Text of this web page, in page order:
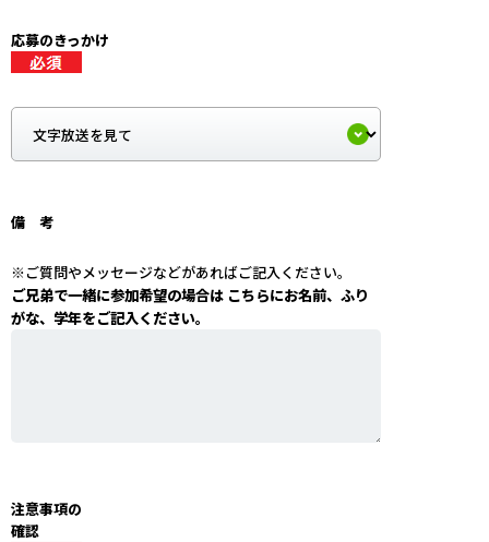
応募のきっかけ
備 考
※ご質問やメッセージなどがあればご記入ください。
ご兄弟で一緒に参加希望の場合は こちらにお名前、ふり
がな、学年をご記入ください。
注意事項の
確認